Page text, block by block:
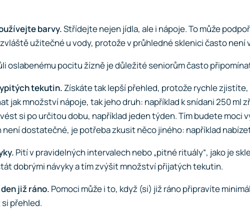
barvy.Střídejte nejen jídla, ale i nápoje. To může
užitečné u vody, protože v průhledné sklenici často není
oslabenému pocitu žízně je důležité seniorům často
tekutin. Získáte tak lepší přehled, protože rychle
jak množství nápoje, tak jeho druh: například k snídani 250 ml
si po určitou dobu, například jeden týden. Tím budete moci
dostatečné, je potřeba zkusit něco jiného: například
Pití v pravidelných intervalech nebo „pitné rituály“, jako je
dobrými návyky a tím zvýšit množství přijatých tekutin.
již ráno. Pomoci může i to, když (si) již ráno připravíte
přehled.